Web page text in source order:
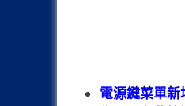
電源鍵菜單新